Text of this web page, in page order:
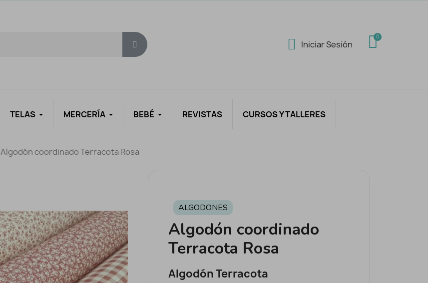
Iniciar Sesión
TELAS MERCERÍA BEBÉ REVISTAS CURSOS Y TALLERES
Algodón coordinado Terracota Rosa
ALGODONES
Algodón coordinado
Terracota Rosa
Algodón Terracota